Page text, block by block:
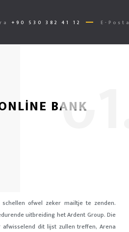
+90 530 382 41 12 E-Posta
BANK
ofwel zeker mailtje te zenden.
uitbreiding het Ardent Group.Die
dit lijst zullen treffen, Arena
0